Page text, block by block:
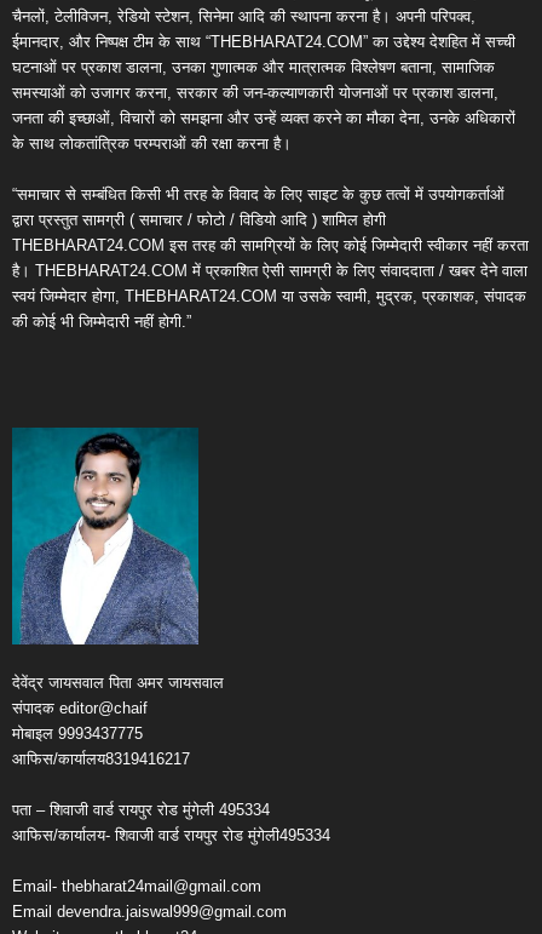
चैनलों, टेलीविजन, रेडियो स्टेशन, सिनेमा आदि की स्थापना करना है। अपनी परिपक्व,
ईमानदार, और निष्पक्ष टीम के साथ “THEBHARAT24.COM” का उद्देश्य देशहित में सच्ची
घटनाओं पर प्रकाश डालना, उनका गुणात्मक और मात्रात्मक विश्लेषण बताना, सामाजिक
समस्याओं को उजागर करना, सरकार की जन-कल्याणकारी योजनाओं पर प्रकाश डालना,
जनता की इच्छाओं, विचारों को समझना और उन्हें व्यक्त करने का मौका देना, उनके अधिकारों
के साथ लोकतांत्रिक परम्पराओं की रक्षा करना है।
“समाचार से सम्बंधित किसी भी तरह के विवाद के लिए साइट के कुछ तत्वों में उपयोगकर्ताओं
द्वारा प्रस्तुत सामग्री ( समाचार / फोटो / विडियो आदि ) शामिल होगी
THEBHARAT24.COM इस तरह की सामग्रियों के लिए कोई जिम्मेदारी स्वीकार नहीं करता
है। THEBHARAT24.COM में प्रकाशित ऐसी सामग्री के लिए संवाददाता / खबर देने वाला
स्वयं जिम्मेदार होगा, THEBHARAT24.COM या उसके स्वामी, मुद्रक, प्रकाशक, संपादक
की कोई भी जिम्मेदारी नहीं होगी.”
देवेंद्र जायसवाल पिता अमर जायसवाल
संपादक editor@chaif
मोबाइल 9993437775
आफिस/कार्यालय8319416217
पता – शिवाजी वार्ड रायपुर रोड मुंगेली 495334
आफिस/कार्यालय- शिवाजी वार्ड रायपुर रोड मुंगेली495334
Email- thebharat24mail@gmail.com
Email devendra.jaiswal999@gmail.com